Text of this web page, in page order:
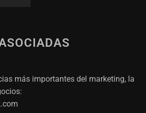
más importantes del marketing, la